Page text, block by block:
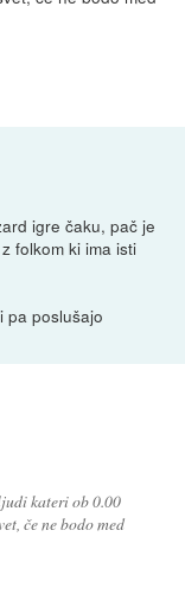
igre čaku, pač je
folkom ki ima isti
pa poslušajo
kateri ob 0.00
če ne bodo med